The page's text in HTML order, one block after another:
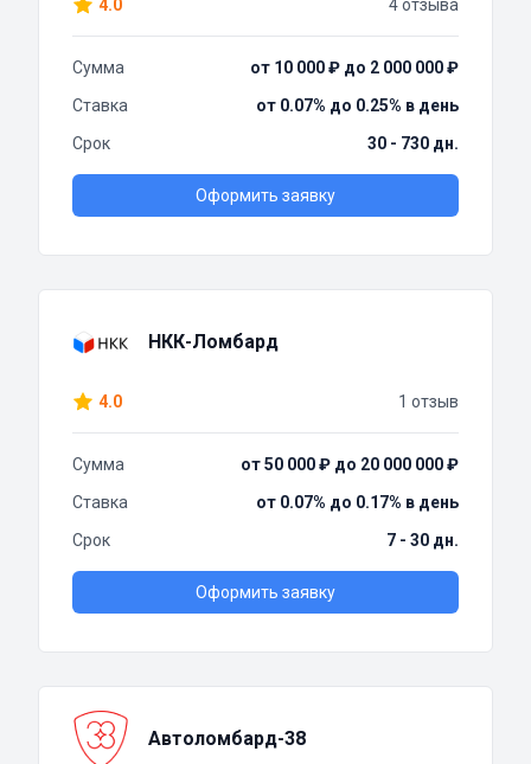
4.0 4 отзыва
Сумма
от 10 000 ₽ до 2 000 000 ₽
Ставка
от 0.07% до 0.25% в день
Срок
30 - 730 дн.
Оформить заявку
НКК-Ломбард
4.0 1 отзыв
Сумма
от 50 000 ₽ до 20 000 000 ₽
Ставка
от 0.07% до 0.17% в день
Срок
7 - 30 дн.
Оформить заявку
Автоломбард-38